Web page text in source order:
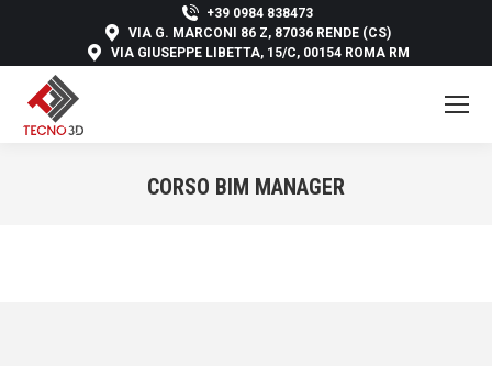
+39 0984 838473
VIA G. MARCONI 86 Z, 87036 RENDE (CS)
VIA GIUSEPPE LIBETTA, 15/C, 00154 ROMA RM
CORSO BIM MANAGER